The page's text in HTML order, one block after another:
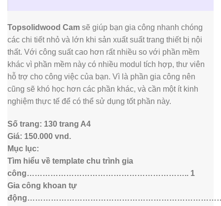
Topsolidwood Cam sẽ giúp bạn gia công nhanh chóng
các chi tiết nhỏ và lớn khi sản xuất suất trang thiết bị nội
thất. Với công suất cao hơn rất nhiều so với phần mềm
khác vì phần mềm này có nhiều modul tích hợp, thư viên
hỗ trợ cho công việc của bạn. Vì là phần gia công nên
cũng sẽ khó học hơn các phần khác, và cần một ít kinh
nghiệm thực tế để có thể sử dụng tốt phần này.
Số trang: 130 trang A4
Giá: 150.000 vnd.
Mục lục:
Tìm hiểu về template chu trình gia
công…………………………………………………….. 1
Gia công khoan tự